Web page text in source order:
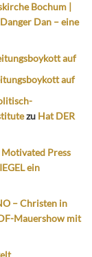
Bochum |
Dan – eine
auf
auf
zu Hat DER
Press
ein
– Christen in
Mauershow mit